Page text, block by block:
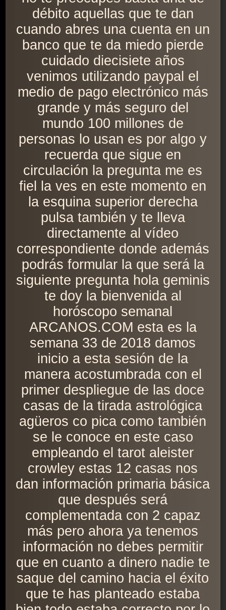
débito aquellas que te dan
cuando abres una cuenta en un
banco que te da miedo pierde
cuidado diecisiete años
venimos utilizando paypal el
medio de pago electrónico más
grande y más seguro del
mundo 100 millones de
personas lo usan es por algo y
recuerda que sigue en
circulación la pregunta me es
fiel la ves en este momento en
la esquina superior derecha
pulsa también y te lleva
directamente al vídeo
correspondiente donde además
podrás formular la que será la
siguiente pregunta hola geminis
te doy la bienvenida al
horóscopo semanal
ARCANOS.COM esta es la
semana 33 de 2018 damos
inicio a esta sesión de la
manera acostumbrada con el
primer despliegue de las doce
casas de la tirada astrológica
agüeros co pica como también
se le conoce en este caso
empleando el tarot aleister
crowley estas 12 casas nos
dan información primaria básica
que después será
complementada con 2 capaz
más pero ahora ya tenemos
información no debes permitir
que en cuanto a dinero nadie te
saque del camino hacia el éxito
que te has planteado estaba